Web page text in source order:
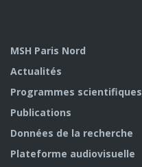
MSH Paris Nord
Actualités
Programmes scientifiques
Publications
Données de la recherche
Plateforme audiovisuelle